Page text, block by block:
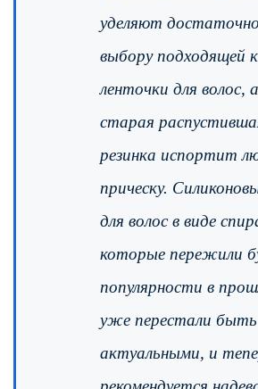
уделяют
выбору подходящей
ленточки для волос,
старая
резинка испортит
прическу.
для волос в виде
которые пережили
популярности в
уже перестали быть
актуальными, и